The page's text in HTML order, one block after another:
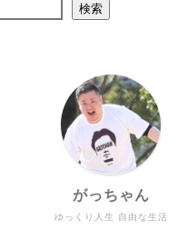
検索
ゆっくり人生 自由な生活
がっちゃん